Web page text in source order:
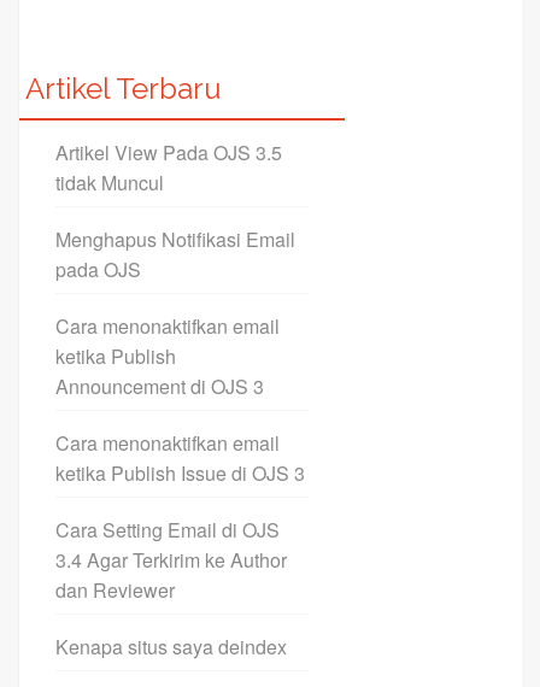
Artikel Terbaru
Artikel View Pada OJS 3.5
tidak Muncul
Menghapus Notifikasi Email
pada OJS
Cara menonaktifkan email
ketika Publish
Announcement di OJS 3
Cara menonaktifkan email
ketika Publish Issue di OJS 3
Cara Setting Email di OJS
3.4 Agar Terkirim ke Author
dan Reviewer
Kenapa situs saya deindex